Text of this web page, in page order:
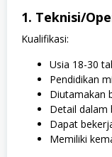
1. Teknisi/
Kualifikasi:
Usia 18-30
Pendidikan
Diutamakan
Detail dalam
Dapat
Memiliki